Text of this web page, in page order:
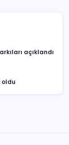
açıklandı
oldu